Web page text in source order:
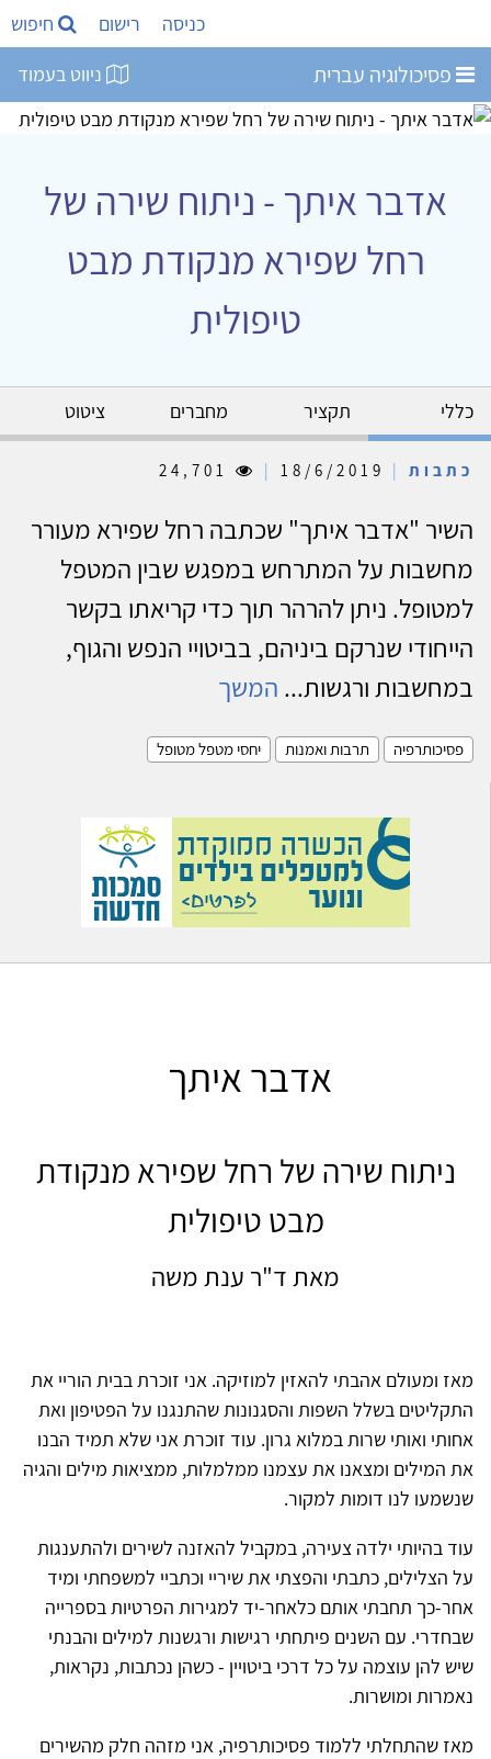
כניסה רישום חיפוש
פסיכולוגיה עברית ניווט בעמוד
אדבר איתך - ניתוח שירה של
רחל שפירא מנקודת מבט
טיפולית
כללי תקציר מחברים ציטוט
כתבות |
|
השיר "אדבר איתך" שכתבה רחל שפירא מעורר
מחשבות על המתרחש במפגש שבין המטפל
למטופל. ניתן להרהר תוך כדי קריאתו בקשר
הייחודי שנרקם ביניהם, בביטויי הנפש והגוף,
במחשבות ורגשות... המשך
פסיכותרפיה תרבות ואמנות יחסי מטפל מטופל
אדבר איתך
ניתוח שירה של רחל שפירא מנקודת
מבט טיפולית
מאת ד"ר ענת משה
מאז ומעולם אהבתי להאזין למוזיקה. אני זוכרת בבית הוריי את
התקליטים בשלל השפות והסגנונות שהתנגנו על הפטיפון ואת
אחותי ואותי שרות במלוא גרון. עוד זוכרת אני שלא תמיד הבנו
את המילים ומצאנו את עצמנו ממלמלות, ממציאות מילים והגיה
שנשמעו לנו דומות למקור.
עוד בהיותי ילדה צעירה, במקביל להאזנה לשירים ולהתענגות
על הצלילים, כתבתי והפצתי את שיריי וכתביי למשפחתי ומיד
אחר-כך תחבתי אותם כלאחר-יד למגירות הפרטיות בספרייה
שבחדרי. עם השנים פיתחתי רגישות ורגשנות למילים והבנתי
שיש להן עוצמה על כל דרכי ביטויין - כשהן נכתבות, נקראות,
נאמרות ומושרות.
מאז שהתחלתי ללמוד פסיכותרפיה, אני מזהה חלק מהשירים